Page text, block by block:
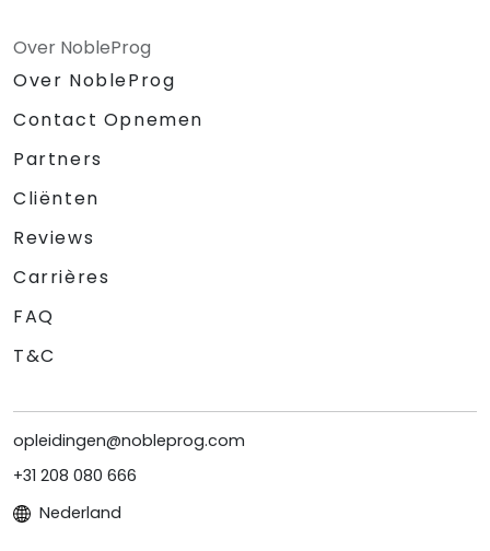
Over NobleProg
Over NobleProg
Contact Opnemen
Partners
Cliënten
Reviews
Carrières
FAQ
T&C
opleidingen@nobleprog.com
+31 208 080 666
Nederland